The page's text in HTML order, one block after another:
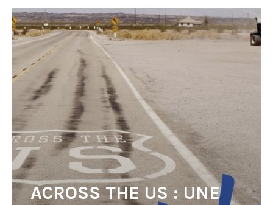
ACROSS THE US : UNE